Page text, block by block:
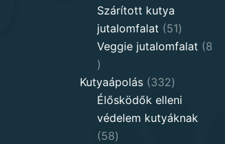
products
Szárított kutya
jutalomfalat
5151
products
Veggie jutalomfalat
8
8
products
Kutyaápolás 332332
products
Élősködők elleni
védelem kutyáknak
5858